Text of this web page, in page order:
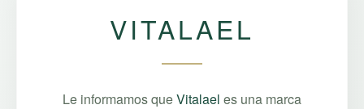
VITALAEL
Le informamos queVitalael es una marca